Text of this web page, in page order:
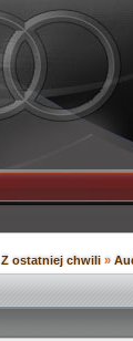
Z ostatniej chwili »